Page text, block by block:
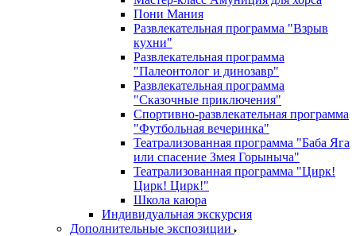
Пони Мания
Развлекательная программа "Взрыв
кухни"
Развлекательная программа
"Палеонтолог и динозавр"
Развлекательная программа
"Сказочные приключения"
Спортивно-развлекательная программа
"Футбольная вечеринка"
Театрализованная программа "Баба Яга
или спасение Змея Горыныча"
Театрализованная программа "Цирк!
Цирк! Цирк!"
Школа каюра
Индивидуальная экскурсия
Дополнительные экспозиции